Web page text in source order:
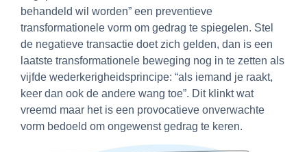
behandeld wil worden” een preventieve
transformationele vorm om gedrag te spiegelen. Stel
de negatieve transactie doet zich gelden, dan is een
laatste transformationele beweging nog in te zetten als
vijfde wederkerigheidsprincipe: “als iemand je raakt,
keer dan ook de andere wang toe”. Dit klinkt wat
vreemd maar het is een provocatieve onverwachte
vorm bedoeld om ongewenst gedrag te keren.